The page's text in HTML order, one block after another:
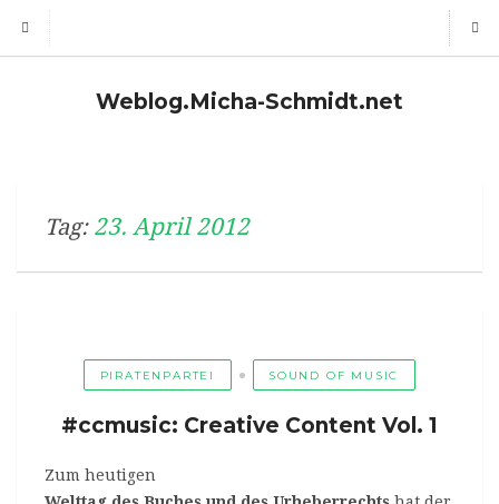
Weblog.Micha-Schmidt.net
Tag: 23. April 2012
PIRATENPARTEI SOUND OF MUSIC
#ccmusic: Creative Content Vol. 1
Zum heutigen